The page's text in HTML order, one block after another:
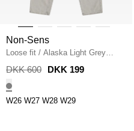
Non-Sens
Loose fit / Alaska Light Grey
Denim / GRÅ
DKK 600 DKK 199
W26 W27 W28 W29